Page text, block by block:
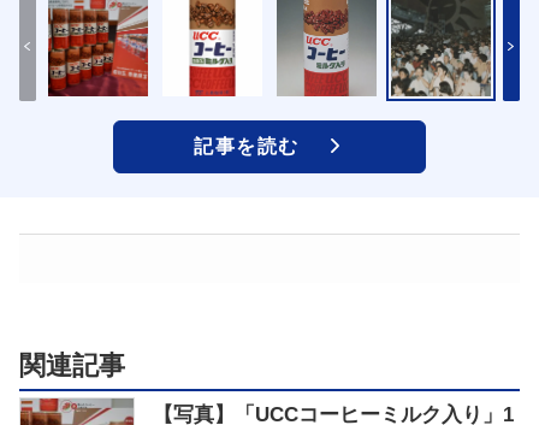
記事を読む
関連記事
【写真】「UCCコーヒーミルク入り」1